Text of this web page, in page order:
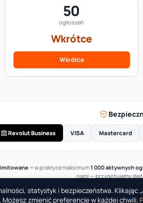
50
ogłoszeń
Wkrótce
Wkrótce
Revolut Business VISA Mastercard
= w praktyce maksimum1 000 aktywnych
nami — przygotujemy
statystyk i bezpieczeństwa. Klikając
zmienić preferencje w każdej chwili.